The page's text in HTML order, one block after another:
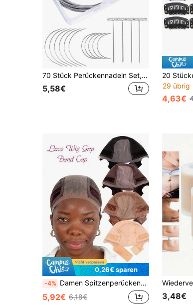
70 Stück Perückennadeln Set, Perückennadeln (t-nadeln) Und C-nadeln, Haarverlängerungen, Strickmuster Und Kunsthandwerke
5,58€
29 übrig
4,63€
0,26€ sparen
-4% Damen Spitzenperückenkappe, verstellbares rutschfestes Silikonkopfband, sorgt dafür, dass die Perücke fest an Ort und Stelle bleibt, 4x5 Zoll transparenter Spitzenperückengriff
5,92€ 6,18€ 3,48€